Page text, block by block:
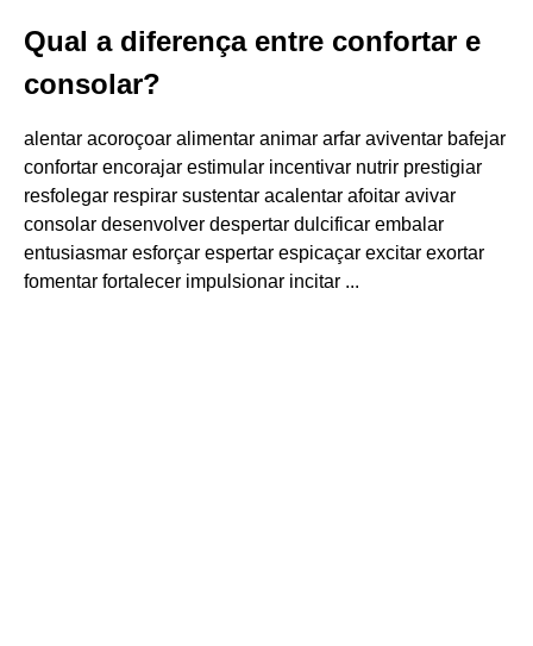
Qual a diferença entre confortar e
consolar?
alentar acoroçoar alimentar animar arfar aviventar bafejar
confortar encorajar estimular incentivar nutrir prestigiar
resfolegar respirar sustentar acalentar afoitar avivar
consolar desenvolver despertar dulcificar embalar
entusiasmar esforçar espertar espicaçar excitar exortar
fomentar fortalecer impulsionar incitar ...